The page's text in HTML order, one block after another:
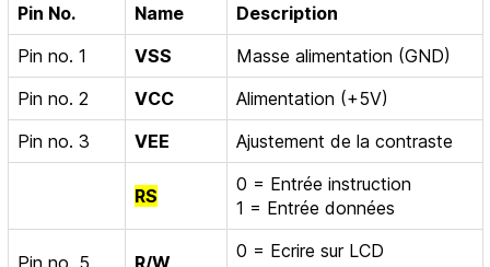
Pin No. Name
Description
Pin no. 1
VSS
Masse alimentation (GND)
Pin no. 2
VCC
Alimentation (+5V)
Pin no. 3
VEE Ajustement de la contraste
RS
0 = Entrée instruction
1 = Entrée données
Pin no. 5 R/W
0 = Ecrire sur LCD